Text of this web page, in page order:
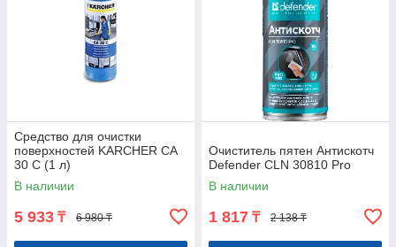
Cредство для очистки
поверхностей KARCHER CA
30 C (1 л)
В наличии
5 933 ₸ 6 980 ₸
Очиститель пятен Антискотч
Defender CLN 30810 Pro
В наличии
1 817 ₸ 2 138 ₸